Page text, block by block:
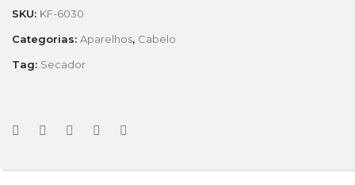
SKU: KF-6030
Categorias: Aparelhos, Cabelo
Tag: Secador